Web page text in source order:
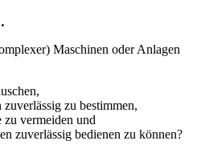
Maschinen oder Anlagen
zu bestimmen,
zu vermeiden und
zuverlässig bedienen zu können?